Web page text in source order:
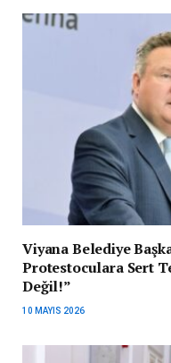
Viyana Belediye
Protestoculara Sert
Değil!”
10 MAYIS 2026